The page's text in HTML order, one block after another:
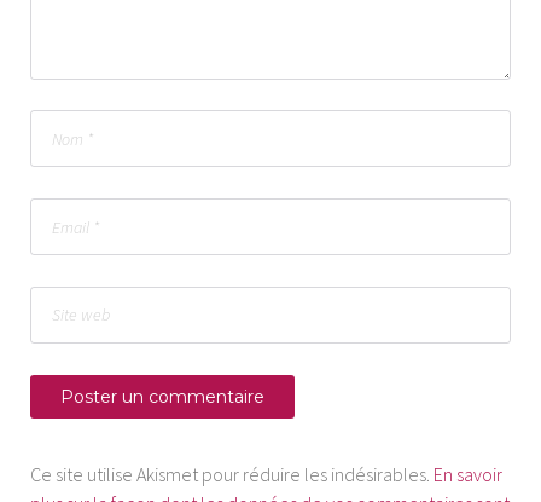
Ce site utilise Akismet pour réduire les indésirables. En savoir